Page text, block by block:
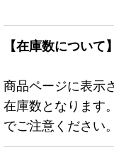
【在庫数について】
商品ページに表示
在庫数となります
でご注意ください。